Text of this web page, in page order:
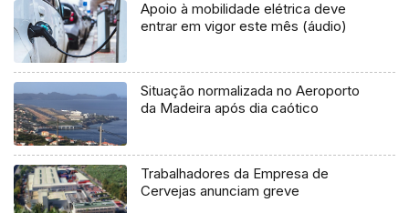
Apoio à mobilidade elétrica deve
entrar em vigor este mês (áudio)
Situação normalizada no Aeroporto
da Madeira após dia caótico
Trabalhadores da Empresa de
Cervejas anunciam greve